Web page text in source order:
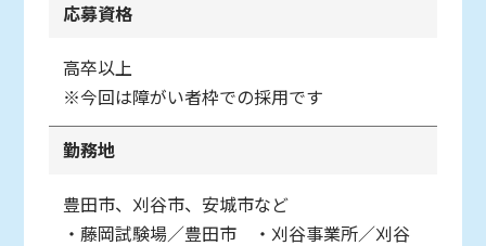
応募資格
高卒以上
※今回は障がい者枠での採用です
勤務地
豊田市、刈谷市、安城市など
・藤岡試験場／豊田市 ・刈谷事業所／刈谷